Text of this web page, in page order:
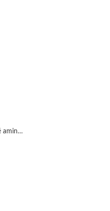
Lierac Body slim triple action concentré amincissant 200ml